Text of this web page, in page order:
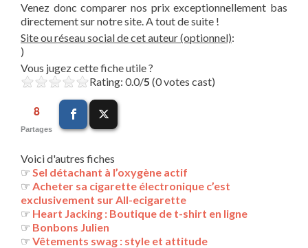
Venez donc comparer nos prix exceptionnellement bas
directement sur notre site. A tout de suite !
Site ou réseau social de cet auteur (optionnel):
)
Vous jugez cette fiche utile ?
Rating: 0.0/5 (0 votes cast)
8
Partages
Voici d'autres fiches
☞ Sel détachant à l’oxygène actif
☞ Acheter sa cigarette électronique c’est
exclusivement sur All-ecigarette
☞ Heart Jacking : Boutique de t-shirt en ligne
☞ Bonbons Julien
☞ Vêtements swag : style et attitude